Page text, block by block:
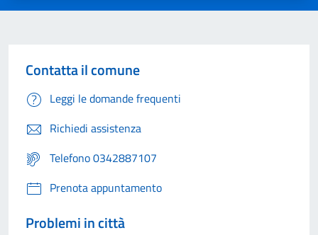
Contatta il comune
Leggi le domande frequenti
Richiedi assistenza
Telefono 0342887107
Prenota appuntamento
Problemi in città